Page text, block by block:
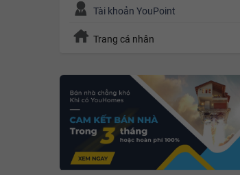
Tài khoản YouPoint
Trang cá nhân